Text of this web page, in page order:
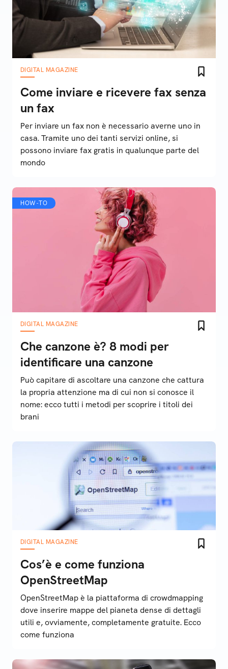
DIGITAL MAGAZINE
Come inviare e ricevere fax senza
un fax
Per inviare un fax non è necessario averne uno in
casa. Tramite uno dei tanti servizi online, si
possono inviare fax gratis in qualunque parte del
mondo
HOW-TO
DIGITAL MAGAZINE
Che canzone è? 8 modi per
identificare una canzone
Può capitare di ascoltare una canzone che cattura
la propria attenzione ma di cui non si conosce il
nome: ecco tutti i metodi per scoprire i titoli dei
brani
DIGITAL MAGAZINE
Cos’è e come funziona
OpenStreetMap
OpenStreetMap è la piattaforma di crowdmapping
dove inserire mappe del pianeta dense di dettagli
utili e, ovviamente, completamente gratuite. Ecco
come funziona